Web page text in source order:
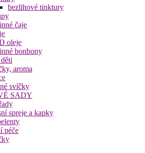
bezlihové tinktury
čaje
oleje
bonbony
aroma
svíčky
SADY
spreje a kapky
péče